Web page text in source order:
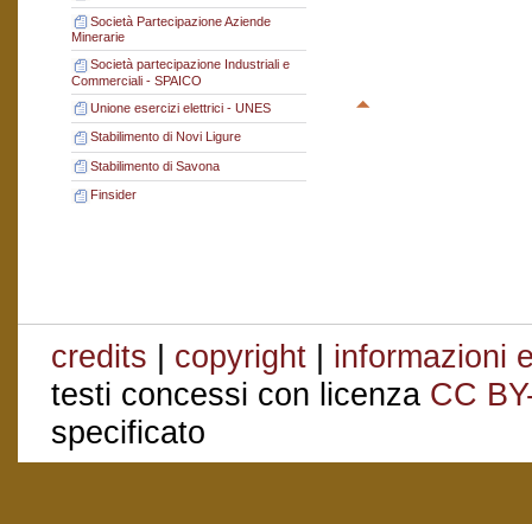
Società Partecipazione Aziende
Minerarie
Società partecipazione Industriali e
Commerciali - SPAICO
Unione esercizi elettrici - UNES
Stabilimento di Novi Ligure
Stabilimento di Savona
Finsider
credits | copyright | informazioni
testi concessi con licenza CC
specificato